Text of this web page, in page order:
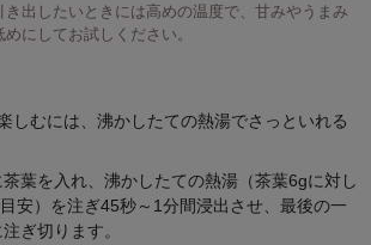
き出したいときには高めの温度で、甘みやうまみ
にしてお試しください。
しむには、沸かしたての熱湯でさっといれる
葉を入れ、沸かしたての熱湯（茶葉6gに対し
安）を注ぎ45秒～1分間浸出させ、最後の一
ぎ切ります。